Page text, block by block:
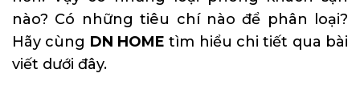
nào? Có những tiêu chí nào để phân loại?
Hãy cùng DN HOME tìm hiểu chi tiết qua bài
viết dưới đây.